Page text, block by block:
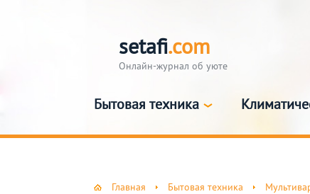
setafi.com
Онлайн-журнал об уюте
Бытовая техника
Главная Бытовая техника